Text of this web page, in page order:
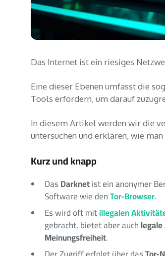
Das Internet ist ein riesiges
Eine dieser Ebenen umfasst die
Tools erfordern, um darauf
In diesem Artikel werden wir die
untersuchen und erklären, wie
Kurz und knapp
Das Darknet ist ein anonymer
Software wie denTor-Browser.
Es wird oft mit illegalen
gebracht, bietet aber auch
Meinungsfreiheit.
Der Zugriff erfolgt über dasTor-